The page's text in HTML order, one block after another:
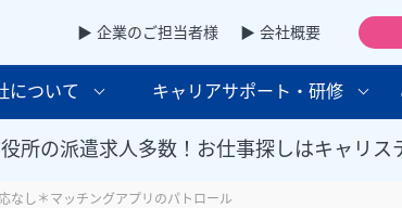
▶ 企業のご担当者様 ▶ 会社概要
について キャリアサポート・研修
所の派遣求人多数！お仕事探しはキャリス
なし＊マッチングアプリのパトロール